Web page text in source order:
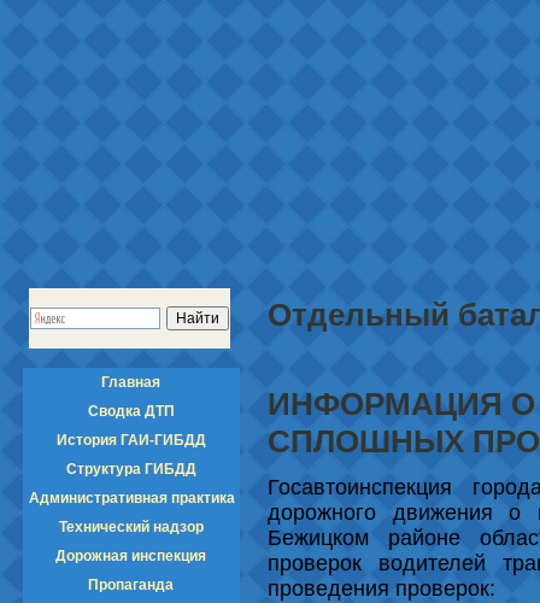
Главная
Сводка ДТП
История ГАИ-ГИБДД
Структура ГИБДД
Административная практика
Технический надзор
Дорожная инспекция
Пропаганда
Отдельный
ИНФОРМАЦИЯ
СПЛОШНЫХ
Госавтоинспекция
дорожного движения о
Бежицком районе
проверок водителей
проведения проверок: